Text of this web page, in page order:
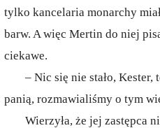
tylko kancelaria monarchy
barw. A więc Mertin do niej
ciekawe.
– Nic się nie stało,
panią, rozmawialiśmy o tym
Wierzyła, że jej zastępca